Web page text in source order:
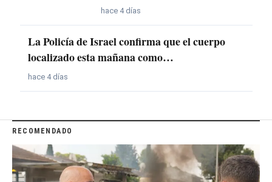
hace 4 días
La Policía de Israel confirma que el cuerpo
localizado esta mañana como…
hace 4 días
RECOMENDADO